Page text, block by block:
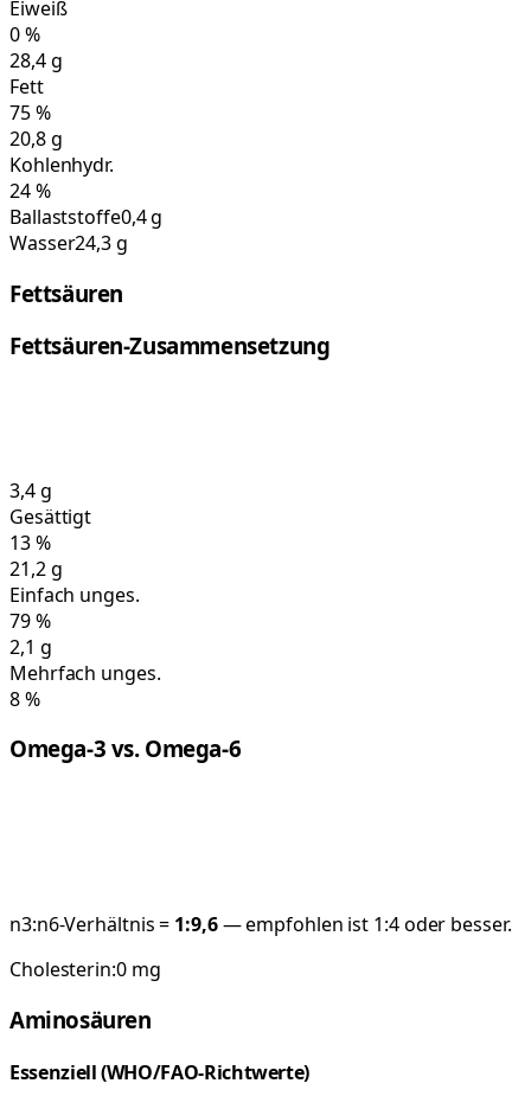
Eiweiß
0%
28,4g
Fett
75%
20,8g
Kohlenhydr.
24%
Ballaststoffe0,4 g
Wasser24,3 g
Fettsäuren
Fettsäuren-Zusammensetzung
3,4g
Gesättigt
13%
21,2g
Einfach unges.
79%
2,1 g
Mehrfach unges.
8%
Omega-3 vs. Omega-6
n3:n6-Verhältnis = 1:9,6— empfohlen ist 1:4 oder besser.
Cholesterin:0mg
Aminosäuren
Essenziell (WHO/FAO-Richtwerte)